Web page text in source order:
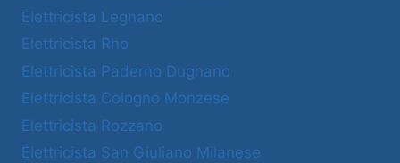
Elettricista Legnano
Elettricista Rho
Elettricista Paderno Dugnano
Elettricista Cologno Monzese
Elettricista Rozzano
Elettricista San Giuliano Milanese